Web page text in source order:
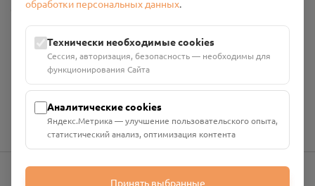
Общество с ограниченной ответственностью «Смоленский
Проект Помним»
ИНН: 6700029207 ОГРН: 1256700001986
Юридический адрес: 216790, Смоленская область, р-н
Руднянский, г. Рудня, улица Западная, д. 26А, пом. 18
Номер счёта: 40702810901130004287 в АО "АЛЬФА-БАНК"
обработки персональных данных.
Технически необходимые cookies
Сессия, авторизация, безопасность — необходимы для
функционирования Сайта
Аналитические cookies
Яндекс.Метрика — улучшение пользовательского опыта,
статистический анализ, оптимизация контента
Принять выбранные